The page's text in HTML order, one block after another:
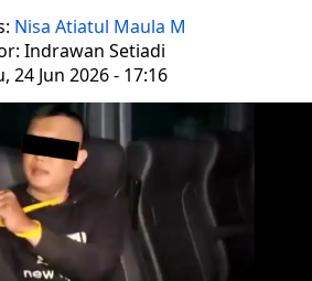
Nisa Atiatul Maula M
Indrawan Setiadi
24 Jun 2026 - 17:16